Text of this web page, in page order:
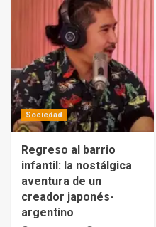
Sociedad
Regreso al barrio
infantil: la nostálgica
aventura de un
creador japonés-
argentino